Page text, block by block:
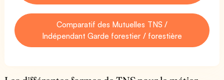
Comparatif des Mutuelles TNS /
Indépendant Garde forestier / forestière